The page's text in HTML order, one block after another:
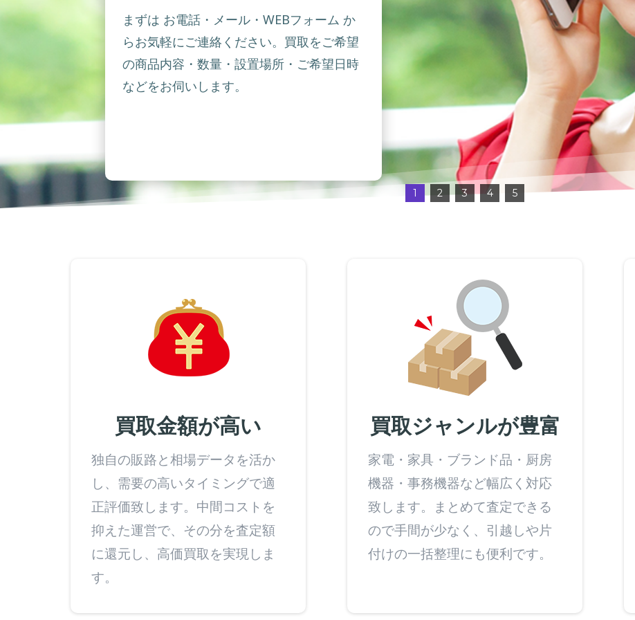
まずは お電話・メール・WEBフォーム か
らお気軽にご連絡ください。買取をご希望
の商品内容・数量・設置場所・ご希望日時
などをお伺いします。
1 2 3 4 5
買取金額が高い
独自の販路と相場データを活か
し、需要の高いタイミングで適
正評価致します。中間コストを
抑えた運営で、その分を査定額
に還元し、高価買取を実現しま
す。
買取ジャンルが豊富
家電・家具・ブランド品・厨房
機器・事務機器など幅広く対応
致します。まとめて査定できる
ので手間が少なく、引越しや片
付けの一括整理にも便利です。